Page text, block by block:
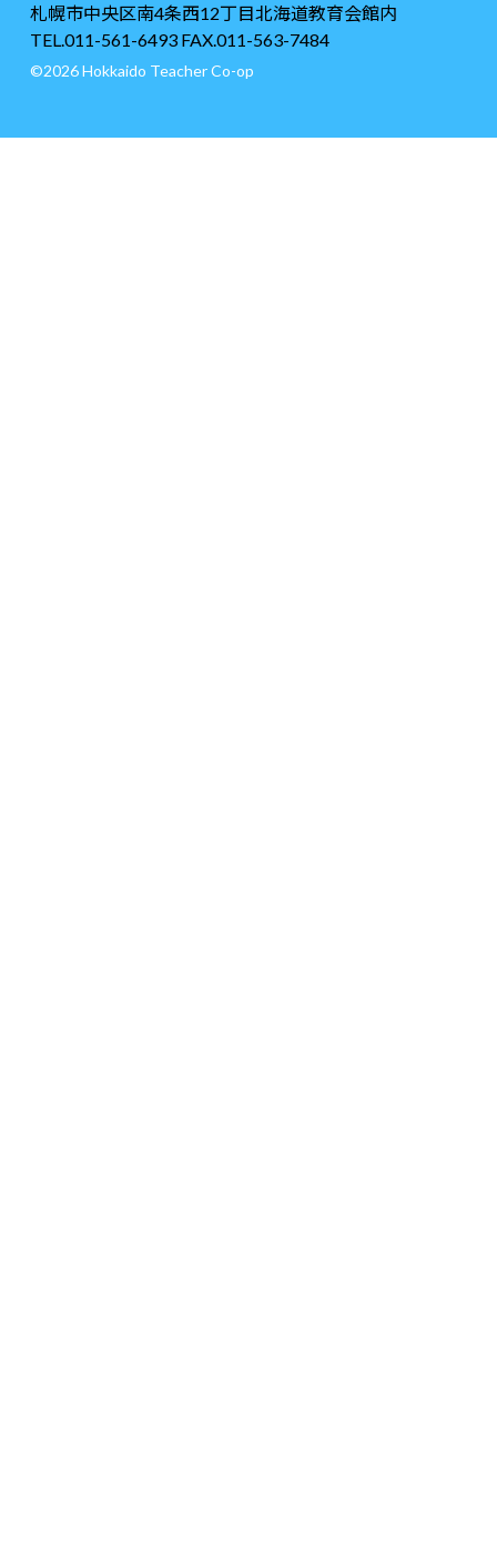
札幌市中央区南4条西12丁目北海道教育会館内
TEL.011-561-6493 FAX.011-563-7484
©2026 Hokkaido Teacher Co-op